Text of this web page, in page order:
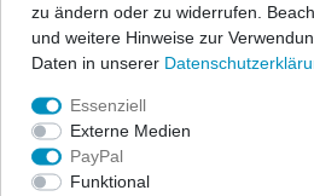
Technische Daten
Angaben Produktsicherheit
ap Gewindefahrwerke bieten dem
zu ändern oder zu widerrufen.
und weitere Hinweise zur
Daten in unserer
Essenziell
Externe Medien
PayPal
Funktional